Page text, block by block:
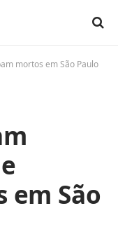
mortos em São Paulo
em São